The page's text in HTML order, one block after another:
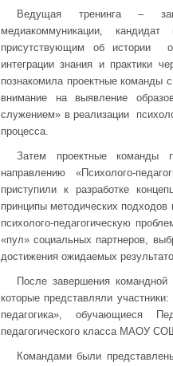
Ведущая тренинга – зав.
медиакоммуникации,
присутствующим об истории
интеграции знания и практики
познакомила проектные команды
внимание на выявление
служением» в реализации
процесса.
Затем проектные команды
направлению «Психолого-
приступили к разработке
принципы методических
психолого-педагогическую
«пул» социальных партнеров,
достижения ожидаемых
После завершения командной
которые представляли
педагогика», обучающиеся
педагогического класса МАОУ
Командами были